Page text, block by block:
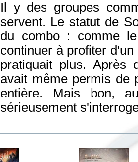
Il y des groupes
servent. Le statut de
du combo : comme
continuer à profiter
pratiquait plus. Après
avait même permis de
entière. Mais bon,
sérieusement